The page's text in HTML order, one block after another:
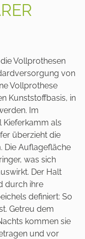
Vollprothesen
von
Vollprothese
Kunststoffbasis, in
Im
Kieferkamm als
überzieht die
Die Auflagefläche
was sich
Der Halt
durch ihre
definiert: So
Getreu dem
kommen sie
und vor